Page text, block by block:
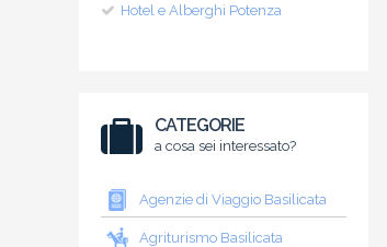
Hotel e Alberghi Potenza
CATEGORIE
a cosa sei interessato?
Agenzie di Viaggio Basilicata
Agriturismo Basilicata